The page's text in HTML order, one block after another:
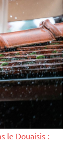
le Douaisis :